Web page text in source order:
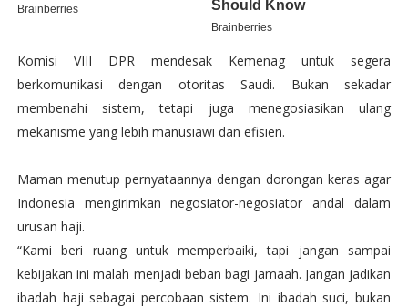
Komisi VIII DPR mendesak Kemenag untuk segera
berkomunikasi dengan otoritas Saudi. Bukan sekadar
membenahi sistem, tetapi juga menegosiasikan ulang
mekanisme yang lebih manusiawi dan efisien.
Maman menutup pernyataannya dengan dorongan keras agar
Indonesia mengirimkan negosiator-negosiator andal dalam
urusan haji.
“Kami beri ruang untuk memperbaiki, tapi jangan sampai
kebijakan ini malah menjadi beban bagi jamaah. Jangan jadikan
ibadah haji sebagai percobaan sistem. Ini ibadah suci, bukan